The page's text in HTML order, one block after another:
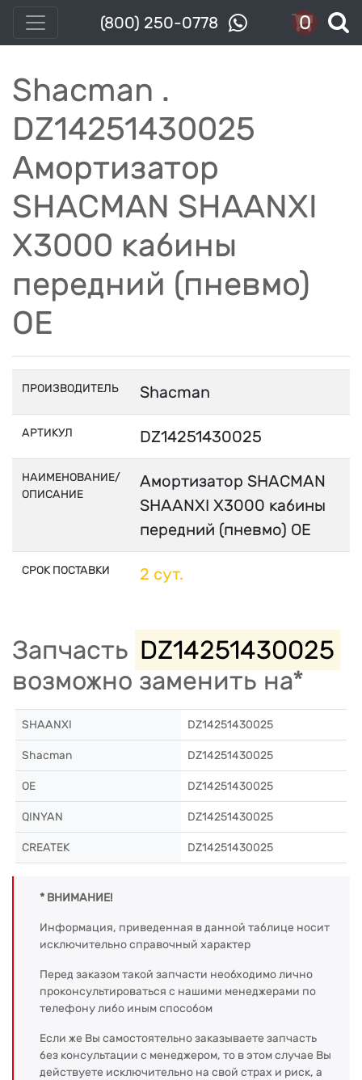
(800) 250-0778 0
Shacman .
DZ14251430025
Амортизатор
SHACMAN SHAANXI
X3000 кабины
передний (пневмо)
OE
ПРОИЗВОДИТЕЛЬ Shacman
АРТИКУЛ DZ14251430025
НАИМЕНОВАНИЕ/
ОПИСАНИЕ
Амортизатор SHACMAN
SHAANXI X3000 кабины
передний (пневмо) OE
СРОК ПОСТАВКИ 2 сут.
Запчасть DZ14251430025
возможно заменить на*
SHAANXI DZ14251430025
Shacman DZ14251430025
OE DZ14251430025
QINYAN DZ14251430025
CREATEK DZ14251430025
* ВНИМАНИЕ!
Информация, приведенная в данной таблице носит
исключительно справочный характер
Перед заказом такой запчасти необходимо лично
проконсультироваться с нашими менеджерами по
телефону либо иным способом
Если же Вы самостоятельно заказываете запчасть
без консультации с менеджером, то в этом случае Вы
действуете исключительно на свой страх и риск, а